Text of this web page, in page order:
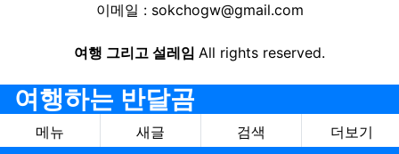
이메일 : sokchogw@gmail.com
여행 그리고 설레임 All rights reserved.
여행하는 반달곰
메뉴 새글 검색
더보기